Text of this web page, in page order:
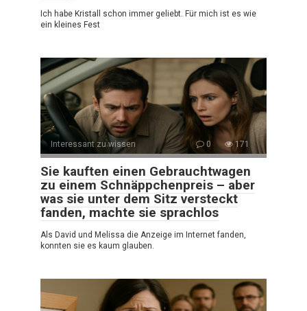
Ich habe Kristall schon immer geliebt. Für mich ist es wie
ein kleines Fest
Interessant zu wissen 0 171
Sie kauften einen Gebrauchtwagen
zu einem Schnäppchenpreis – aber
was sie unter dem Sitz versteckt
fanden, machte sie sprachlos
Als David und Melissa die Anzeige im Internet fanden,
konnten sie es kaum glauben.